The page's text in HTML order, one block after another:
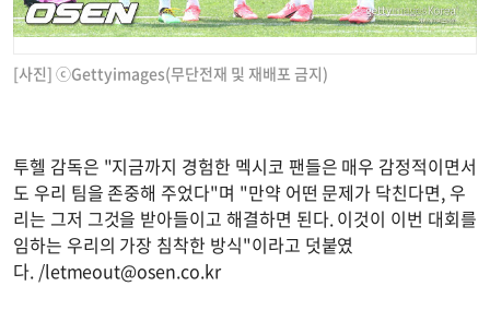
[사진] ⓒGettyimages(무단전재 및 재배포 금지)
투헬 감독은 "지금까지 경험한 멕시코 팬들은 매우 감정적이면서
도 우리 팀을 존중해 주었다"며 "만약 어떤 문제가 닥친다면, 우
리는 그저 그것을 받아들이고 해결하면 된다. 이것이 이번 대회를
임하는 우리의 가장 침착한 방식"이라고 덧붙였
다. /letmeout@osen.co.kr